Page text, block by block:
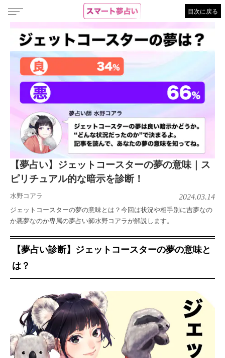
目次に戻る
【夢占い】ジェットコースターの夢の意味｜ス
ピリチュアル的な暗示を診断！
水野コアラ 2024.03.14
ジェットコースターの夢の意味とは？今回は状況や相手別に吉夢なの
か悪夢なのか専属の夢占い師水野コアラが解説します。
【夢占い診断】ジェットコースターの夢の意味と
は？